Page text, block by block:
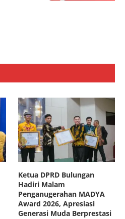
Ketua DPRD Bulungan
Hadiri Malam
Penganugerahan MADYA
Award 2026, Apresiasi
Generasi Muda Berprestasi